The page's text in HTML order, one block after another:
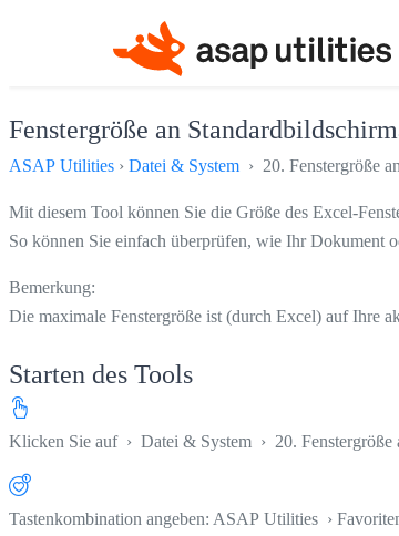
Fenstergröße an
ASAP Utilities › Datei & System › 20. Fenstergröße
Mit diesem Tool können Sie die Größe des Excel-
So können Sie einfach überprüfen, wie Ihr Dokument
Bemerkung:
Die maximale Fenstergröße ist (durch Excel) auf Ihre
Starten des Tools
Klicken Sie auf › Datei & System › 20. Fenstergröße
Tastenkombination angeben: ASAP Utilities ›